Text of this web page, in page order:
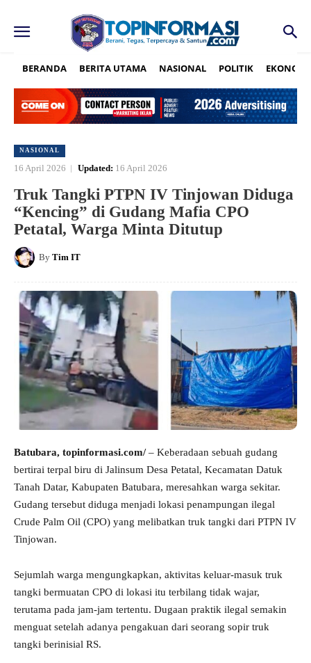
BERANDA BERITA UTAMA NASIONAL POLITIK EKONOMI
NASIONAL
16 April 2026 Updated: 16 April 2026
Truk Tangki PTPN IV Tinjowan Diduga
“Kencing” di Gudang Mafia CPO
Petatal, Warga Minta Ditutup
By Tim IT
Batubara, topinformasi.com/– Keberadaan sebuah gudang
bertirai terpal biru di Jalinsum Desa Petatal, Kecamatan Datuk
Tanah Datar, Kabupaten Batubara, meresahkan warga sekitar.
Gudang tersebut diduga menjadi lokasi penampungan ilegal
Crude Palm Oil (CPO) yang melibatkan truk tangki dari PTPN IV
Tinjowan.
Sejumlah warga mengungkapkan, aktivitas keluar-masuk truk
tangki bermuatan CPO di lokasi itu terbilang tidak wajar,
terutama pada jam-jam tertentu. Dugaan praktik ilegal semakin
menguat setelah adanya pengakuan dari seorang sopir truk
tangki berinisial RS.